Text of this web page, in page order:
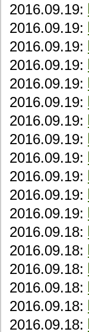
2016.09.19:
2016.09.19:
2016.09.19:
2016.09.19:
2016.09.19:
2016.09.19:
2016.09.19:
2016.09.19:
2016.09.19:
2016.09.19:
2016.09.19:
2016.09.19:
2016.09.18:
2016.09.18:
2016.09.18:
2016.09.18:
2016.09.18:
2016.09.18: